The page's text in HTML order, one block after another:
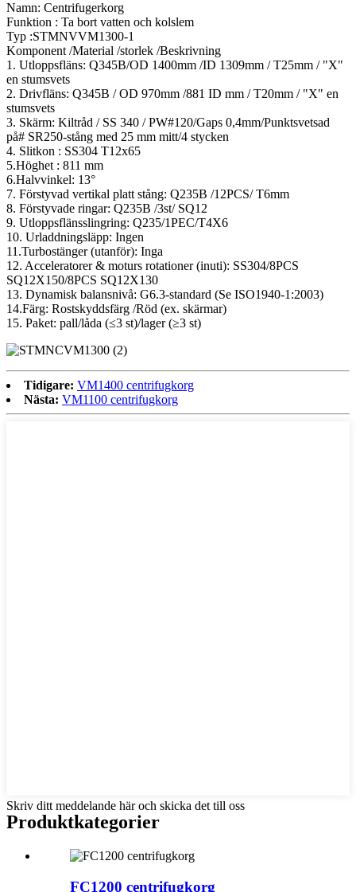
Namn: Centrifugerkorg
Funktion : Ta bort vatten och kolslem
Typ :STMNVVM1300-1
Komponent /Material /storlek /Beskrivning
1. Utloppsfläns: Q345B/OD 1400mm /ID 1309mm / T25mm / "X"
en stumsvets
2. Drivfläns: Q345B / OD 970mm /881 ID mm / T20mm / "X" en
stumsvets
3. Skärm: Kiltråd / SS 340 / PW#120/Gaps 0,4mm/Punktsvetsad
på# SR250-stång med 25 mm mitt/4 stycken
4. Slitkon : SS304 T12x65
5.Höghet : 811 mm
6.Halvvinkel: 13°
7. Förstyvad vertikal platt stång: Q235B /12PCS/ T6mm
8. Förstyvade ringar: Q235B /3st/ SQ12
9. Utloppsflänsslingring: Q235/1PEC/T4X6
10. Urladdningsläpp: Ingen
11.Turbostänger (utanför): Inga
12. Acceleratorer & moturs rotationer (inuti): SS304/8PCS
SQ12X150/8PCS SQ12X130
13. Dynamisk balansnivå: G6.3-standard (Se ISO1940-1:2003)
14.Färg: Rostskyddsfärg /Röd (ex. skärmar)
15. Paket: pall/låda (≤3 st)/lager (≥3 st)
Tidigare: VM1400 centrifugkorg
Nästa: VM1100 centrifugkorg
Skriv ditt meddelande här och skicka det till oss
Produktkategorier
FC1200 centrifugkorg